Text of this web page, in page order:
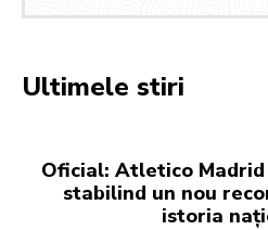
Ultimele stiri
Oficial: Atletico
stabilind un nou
istoria